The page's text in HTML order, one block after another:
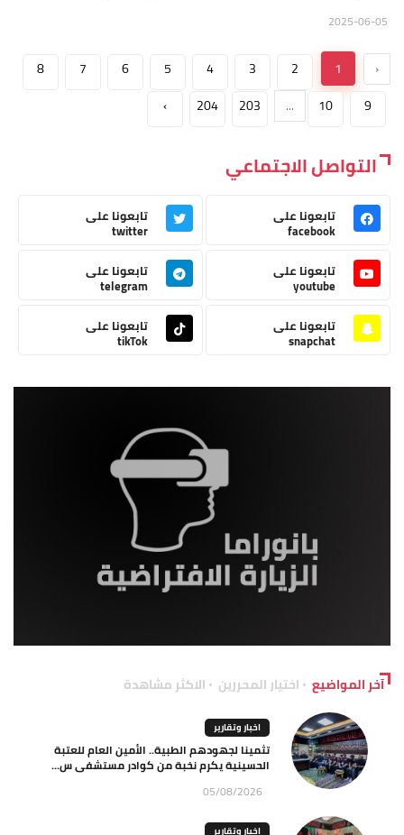
‹
1
2
3
4
5
6
7
8
9
10
...
203
204
›
التواصل الاجتماعي
تابعونا على
facebook
تابعونا على
twitter
تابعونا على
youtube
تابعونا على
telegram
تابعونا على
snapchat
تابعونا على
tikTok
آخر المواضيع اختيار المحررين الاكثر مشاهدة
اخبار وتقارير
تثمينا لجهودهم الطبية.. الأمين العام للعتبة
الحسينية يكرم نخبة من كوادر مستشفى س...
05/08/2026
اخبار وتقارير